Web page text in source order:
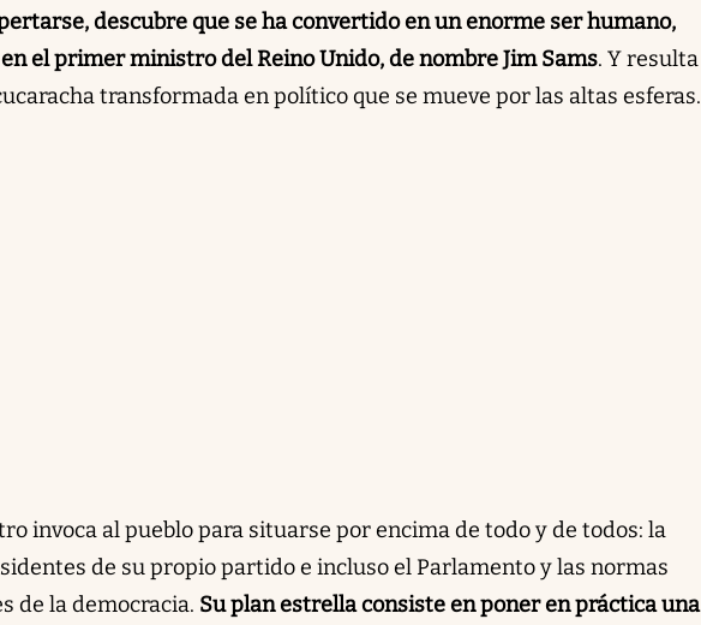
descubre que se ha convertido en un enorme ser humano,
el primer ministro del Reino Unido, de nombre Jim Sams. Y resulta
transformada en político que se mueve por las altas esferas.
invoca al pueblo para situarse por encima de todo y de todos: la
de su propio partido e incluso el Parlamento y las normas
de la democracia. Su plan estrella consiste en poner en práctica una